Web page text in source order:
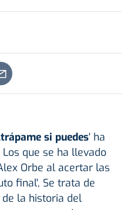
si puedes' ha
Los que se ha llevado
Orbe al acertar las
final', Se trata de
la historia del